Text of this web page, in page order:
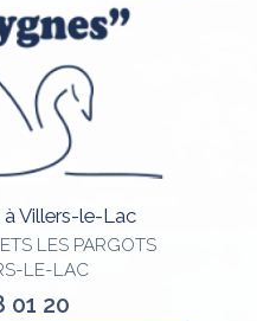
Villers-le-Lac
LES PARGOTS
LE-LAC
01 20